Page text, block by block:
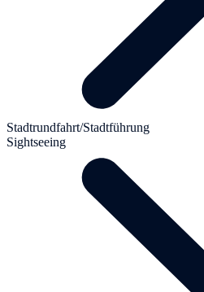
Stadtrundfahrt/Stadtführung
Sightseeing